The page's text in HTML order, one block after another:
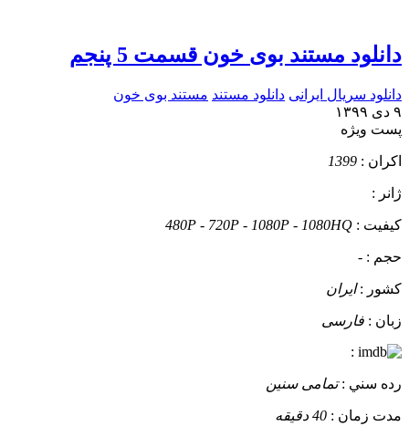
دانلود مستند بوی خون قسمت 5 پنجم
دانلود سریال ایرانی دانلود مستند مستند بوی خون
۹ دی ۱۳۹۹
پست ويژه
اکران : 1399
ژانر :
کيفيت : 480P - 720P - 1080P - 1080HQ
حجم : -
کشور :ایران
زبان : فارسی
:
رده سني :تمامی سنین
مدت زمان : 40 دقیقه